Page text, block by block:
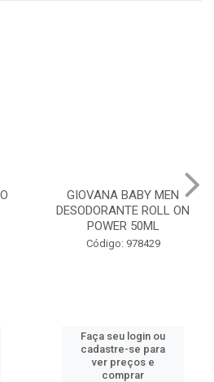
GIOVANA BABY MEN
DESODORANTE ROLL ON
POWER 50ML
Código: 978429
Faça seu login ou
cadastre-se para
ver preços e
comprar